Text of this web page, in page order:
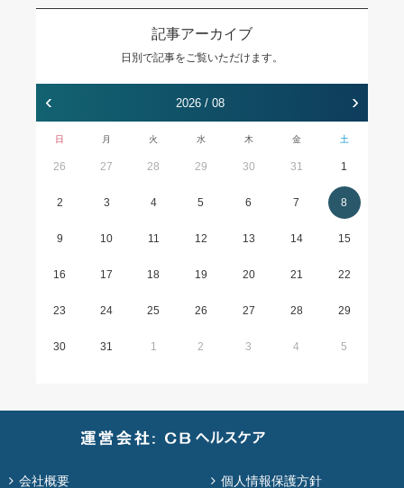
記事アーカイブ
日別で記事をご覧いただけます。
‹ 2026 / 08 ›
日 月 火 水 木 金 土
26 27 28 29 30 31 1
2 3 4 5 6 7 8
9 10 11 12 13 14 15
16 17 18 19 20 21 22
23 24 25 26 27 28 29
30 31 1 2 3 4 5
会社概要 個人情報保護方針